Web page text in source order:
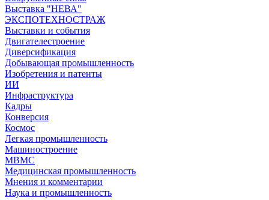
Выставка "НЕВА"
ЭКСПОТЕХНОСТРАЖ
Выставки и события
Двигателестроение
Диверсификация
Добывающая промышленность
Изобретения и патенты
ИИ
Инфраструктура
Кадры
Конверсия
Космос
Легкая промышленность
Машиностроение
МВМС
Медицинская промышленность
Мнения и комментарии
Наука и промышленность